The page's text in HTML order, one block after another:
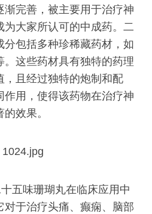
渐完善，被主要用于治疗神
大家所认可的中成药。二
分包括多种珍稀藏药材，如
。这些药材具有独特的药理
，且经过独特的炮制和配
作用，使得该药物在治疗神
效果。
五味珊瑚丸在临床应用中
对于治疗头痛、癫痫、脑部